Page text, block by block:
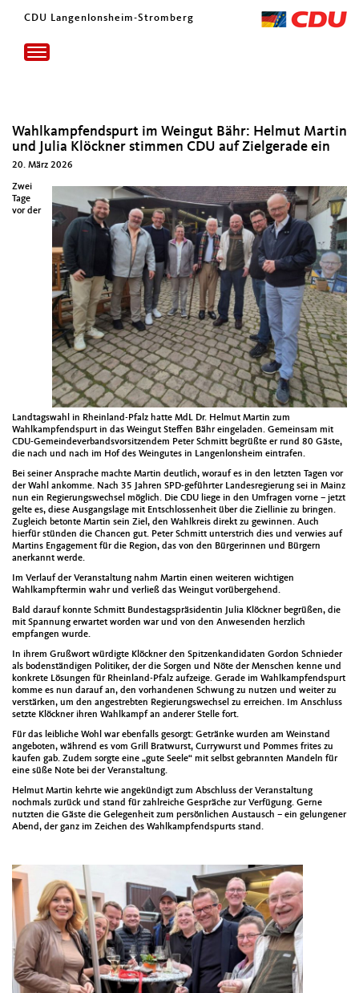
CDU Langenlonsheim-Stromberg
Toggle
navigation
Wahlkampfendspurt im Weingut Bähr: Helmut Martin
und Julia Klöckner stimmen CDU auf Zielgerade ein
20. März 2026
Zwei
Tage
vor der
Land­tagswahl in Rhein­land-Pfalz hat­te MdL Dr. Hel­mut Mar­tin zum
Wahlkampfend­spurt in das Weingut Stef­fen Bähr ein­ge­laden. Gemein­sam mit
CDU-Gemein­de­ver­bandsvor­sitzen­dem Peter Schmitt begrüßte er rund 80 Gäste,
die nach und nach im Hof des Weingutes in Lan­gen­lon­sheim ein­trafen.
Bei sein­er Ansprache machte Mar­tin deut­lich, worauf es in den let­zten Tagen vor
der Wahl ankomme. Nach 35 Jahren SPD-geführter Lan­desregierung sei in Mainz
nun ein Regierungswech­sel möglich. Die CDU liege in den Umfra­gen vorne – jet­zt
gelte es, diese Aus­gangslage mit Entschlossen­heit über die Ziellinie zu brin­gen.
Zugle­ich betonte Mar­tin sein Ziel, den Wahlkreis direkt zu gewin­nen. Auch
hier­für stün­den die Chan­cen gut. Peter Schmitt unter­strich dies und ver­wies auf
Mar­tins Engage­ment für die Region, das von den Bürg­erin­nen und Bürg­ern
anerkan­nt werde.
Im Ver­lauf der Ver­anstal­tung nahm Mar­tin einen weit­eren wichti­gen
Wahlkampfter­min wahr und ver­ließ das Weingut vorüberge­hend.
Bald darauf kon­nte Schmitt Bun­destagspräsi­dentin Julia Klöck­n­er begrüßen, die
mit Span­nung erwartet wor­den war und von den Anwe­senden her­zlich
emp­fan­gen wurde.
In ihrem Gruß­wort würdigte Klöck­n­er den Spitzenkan­di­dat­en Gor­don Schnieder
als boden­ständi­gen Poli­tik­er, der die Sor­gen und Nöte der Men­schen kenne und
konkrete Lösun­gen für Rhein­land-Pfalz aufzeige. Ger­ade im Wahlkampfend­spurt
komme es nun darauf an, den vorhan­de­nen Schwung zu nutzen und weit­er zu
ver­stärken, um den angestrebten Regierungswech­sel zu erre­ichen. Im Anschluss
set­zte Klöck­n­er ihren Wahlkampf an ander­er Stelle fort.
Für das leib­liche Wohl war eben­falls gesorgt: Getränke wur­den am Wein­stand
ange­boten, während es vom Grill Bratwurst, Cur­ry­wurst und Pommes frites zu
kaufen gab. Zudem sorgte eine „gute Seele“ mit selb­st gebran­nten Man­deln für
eine süße Note bei der Ver­anstal­tung.
Hel­mut Mar­tin kehrte wie angekündigt zum Abschluss der Ver­anstal­tung
nochmals zurück und stand für zahlre­iche Gespräche zur Ver­fü­gung. Gerne
nutzten die Gäste die Gele­gen­heit zum per­sön­lichen Aus­tausch – ein gelun­gener
Abend, der ganz im Zeichen des Wahlkampfend­spurts stand.